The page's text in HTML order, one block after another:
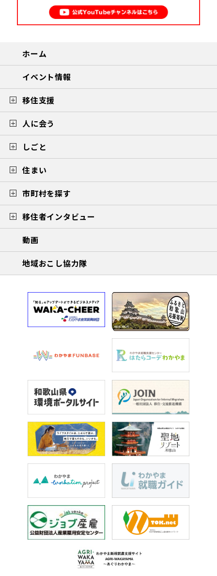
ホーム
イベント情報
移住支援
人に会う
しごと
住まい
市町村を探す
移住者インタビュー
動画
地域おこし協力隊